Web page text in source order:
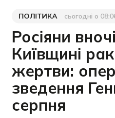
Категорія
ПОЛІТИКА
Дата публікації
сьогодні о
Росіяни
Київщині
жертви:
зведення
серпня